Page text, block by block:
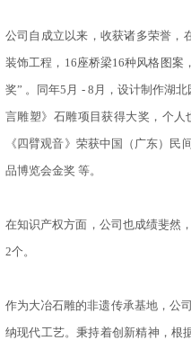
公司自成立以来，收获诸多荣誉，
装饰工程，16座桥梁16种风格图案
奖” 。同年5月 - 8月，设计制作湖
言雕塑》石雕项目获得大奖，个人
《四臂观音》荣获中国（广东）
品博览会金奖 等。
在知识产权方面，公司也成绩斐然
2个。
作为大冶石雕的非遗传承基地，公
纳现代工艺。秉持着创新精神，根